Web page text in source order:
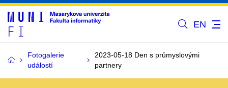
EN
Fotogalerie
událostí
2023-05-18 Den s průmyslovými
partnery